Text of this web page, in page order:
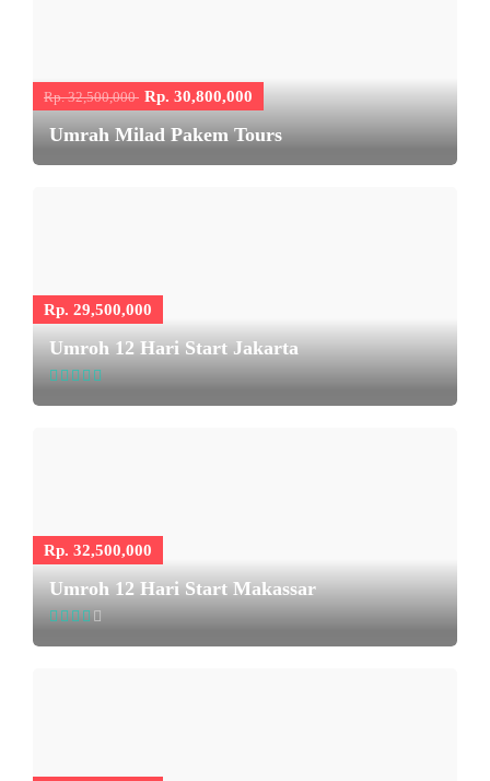
Rp. 32,500,000 Rp. 30,800,000
Umrah Milad Pakem Tours
Rp. 29,500,000
Umroh 12 Hari Start Jakarta
Rp. 32,500,000
Umroh 12 Hari Start Makassar